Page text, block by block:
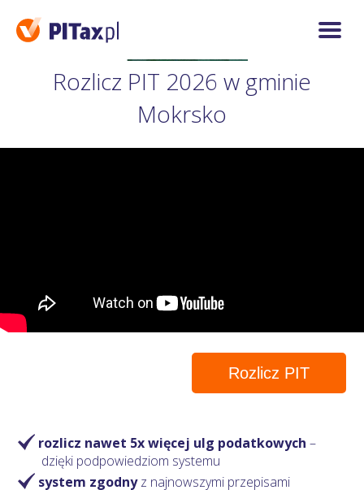
Rozlicz PIT 2026 w gminie
Mokrsko
Rozlicz PIT
rozlicz nawet 5x więcej ulg podatkowych–
dzięki podpowiedziom systemu
system zgodnyz najnowszymi przepisami